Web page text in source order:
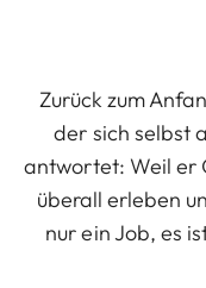
Zurück zum
der sich selbst
antwortet: Weil er
überall erleben
nur ein Job, es